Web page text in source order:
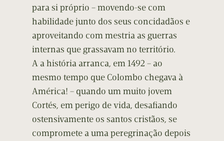
para si próprio – movendo-se com
habilidade junto dos seus concidadãos e
aproveitando com mestria as guerras
internas que grassavam no território.
A a história arranca, em 1492 – ao
mesmo tempo que Colombo chegava à
América! – quando um muito jovem
Cortés, em perigo de vida, desafiando
ostensivamente os santos cristãos, se
compromete a uma peregrinação depois